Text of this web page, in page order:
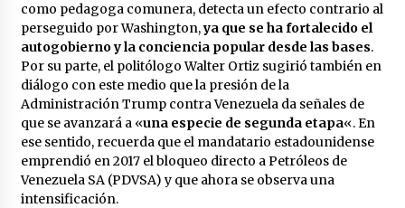
como pedagoga comunera, detecta un efecto contrario al
perseguido por Washington,ya que se ha fortalecido el
autogobierno y la conciencia popular desde las bases.
Por su parte, el politólogo Walter Ortiz sugirió también en
diálogo con este medio que la presión de la
Administración Trump contra Venezuela da señales de
que se avanzará a «una especie de segunda etapa«. En
ese sentido, recuerda que el mandatario estadounidense
emprendió en 2017 el bloqueo directo a Petróleos de
Venezuela SA (PDVSA) y que ahora se observa una
intensificación.